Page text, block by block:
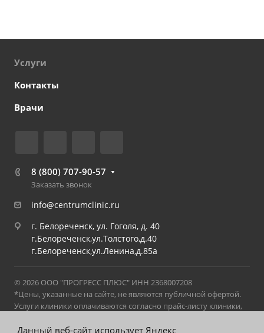
Услуги
Контакты
Врачи
8 (800) 707-90-57
Заказать звонок
info@centrumclinic.ru
г. Белореченск, ул. Гоголя, д. 40
г.Белореченск,ул.Толстого,д.40
г.Белореченск,ул.Ленина,д.85а
© 2026 ООО "ПРОГРЕСС ПЛЮС" ИНН 2368007208
*Цены, указанные на сайте, не являются публичной офертой.
Услуги клиники оплачиваются согласно прайс-листу клиники,
прайс-листом можно ознакомиться в клинике на стойке
Данный веб-сайт использует Яндекс